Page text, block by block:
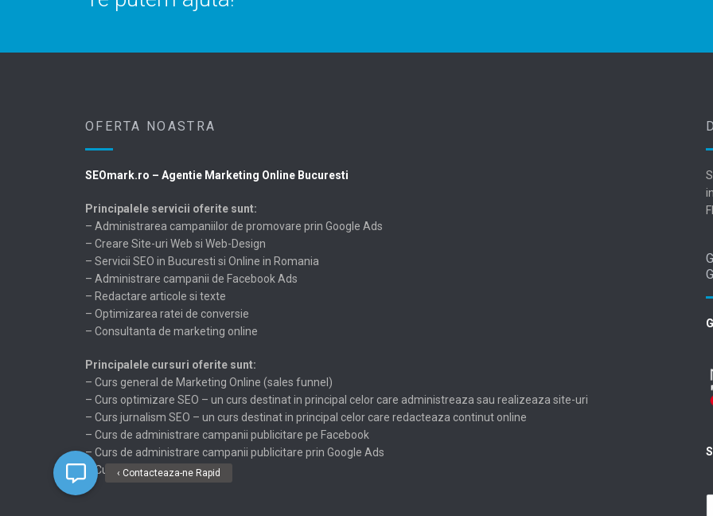
OFERTA NOASTRA
SEOmark.ro – Agentie Marketing Online Bucuresti
Principalele servicii oferite sunt:
– Administrarea campaniilor de promovare prin Google Ads
– Creare Site-uri Web si Web-Design
– Servicii SEO in Bucuresti si Online in Romania
– Administrare campanii de Facebook Ads
– Redactare articole si texte
– Optimizarea ratei de conversie
– Consultanta de marketing online
Principalele cursuri oferite sunt:
– Curs general de Marketing Online (sales funnel)
– Curs optimizare SEO – un curs destinat in principal celor care administreaza sau realizeaza site-uri
– Curs jurnalism SEO – un curs destinat in principal celor care redacteaza continut online
– Curs de administrare campanii publicitare pe Facebook
– Curs de administrare campanii publicitare prin Google Ads
– Curs de Blogging
‹ Contacteaza-ne Rapid